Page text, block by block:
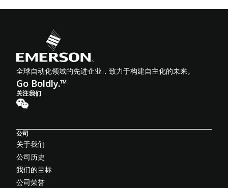
全球自动化领域的先进企业，致力于构建自主化的未来。
Go Boldly.™
关注我们
公司
关于我们
公司历史
我们的目标
公司荣誉